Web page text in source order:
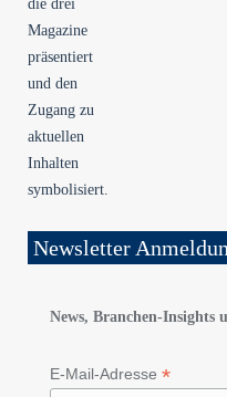
Newsletter
News, Branchen-Insights
E-Mail-Adresse *